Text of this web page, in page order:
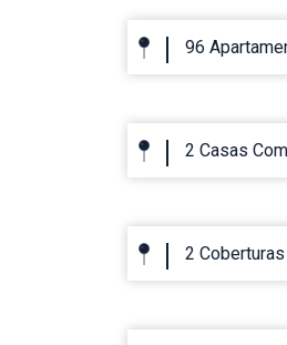
96
2 Casas
2 Coberturas